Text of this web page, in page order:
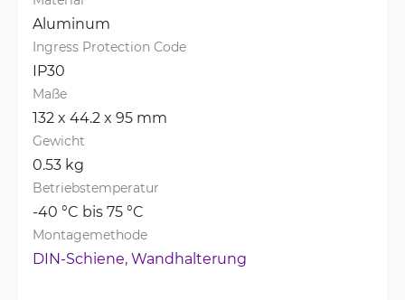
Aluminum
Ingress Protection Code
IP30
Maße
132 x 44.2 x 95 mm
Gewicht
0.53 kg
Betriebstemperatur
-40 °C bis 75 °C
Montagemethode
DIN-Schiene, Wandhalterung